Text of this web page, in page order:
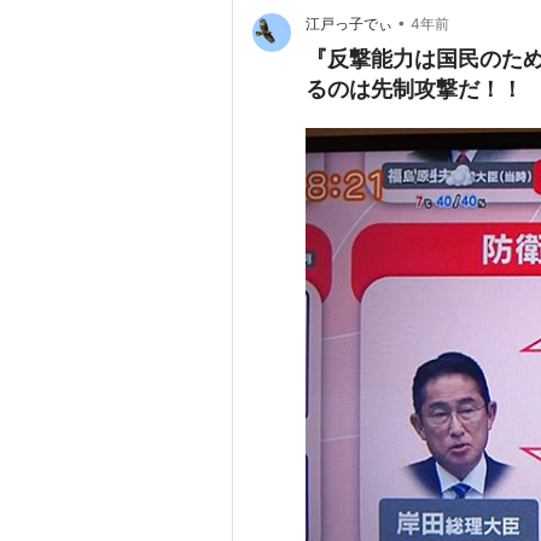
江戸っ子でぃ • 4年前
『反撃能力は国民の
るのは先制攻撃だ！！